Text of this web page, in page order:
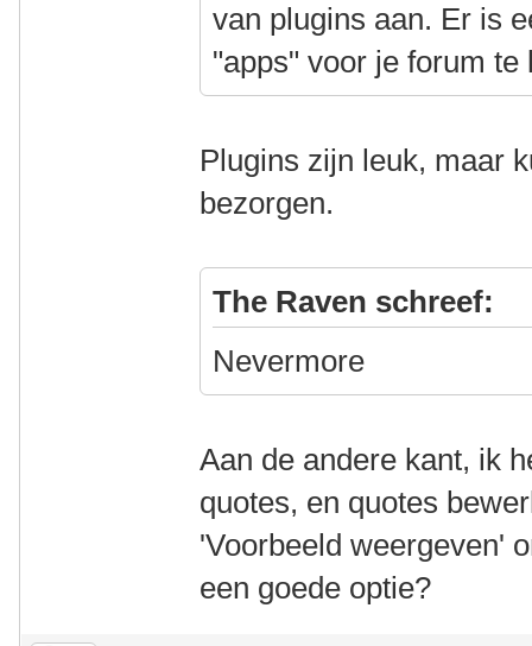
van plugins aan. Er is
"apps" voor je forum te
Plugins zijn leuk, maar
bezorgen.
The Raven schreef:
Nevermore
Aan de andere kant, ik
quotes, en quotes
'Voorbeeld weergeven'
een goede optie?